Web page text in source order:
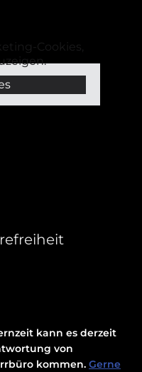
Cookies,
kann es derzeit
von
kommen. Gerne